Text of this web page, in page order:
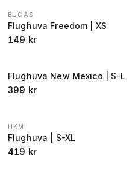
BUCAS
Flughuva Freedom | XS
149 kr
Flughuva New Mexico | S-L
399 kr
HKM
Flughuva | S-XL
419 kr